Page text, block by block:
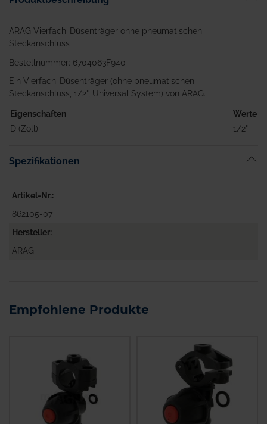
ARAG Vierfach-Düsenträger ohne pneumatischen
Steckanschluss
Bestellnummer: 6704063F940
Ein Vierfach-Düsenträger (ohne pneumatischen
Steckanschluss, 1/2", Universal System) von ARAG.
Eigenschaften
Werte
D (Zoll)
1/2"
Spezifikationen
Artikel-Nr.
862105-07
Hersteller
ARAG
Empfohlene Produkte